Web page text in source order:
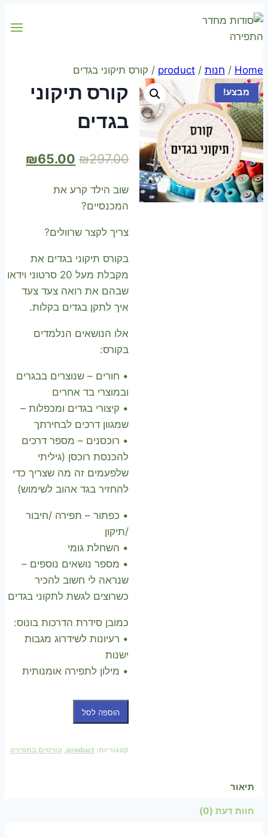
Skip
Home
/ חנות /
product
/ קורס תיקוני בגדים
מבצע!
קורס תיקוני
בגדים
₪297.00
המחיר ₪65.00
שוב הילד קרע את
המכנסיים?
צריך לקצר שרוולים?
בקורס תיקוני בגדים את
מקבלת מעל 20 סרטוני וידאו
שבהם את רואה צעד צעד
איך לתקן בגדים בקלות.
אלו הנושאים הנלמדים
בקורס:
• חורים – שנוצרים בבגרים
ובמוצרי בד אחרים
• קיצורי בגדים ומכפלות –
שמגוון דרכים לבחירתך
• רוכסנים – מספר דרכים
להכנסת רוכסן (גיליתי
שלפעמים זה מה שצריך כדי
להחזיר בגד אהוב לשימוש)
• כפתור – תפירה /חיבור
/תיקון
• השחלת גומי
• מספר נושאים נוספים –
שנראה לי חשוב להכיר
כשרוצים לגשת לתקוני בגדים
כמובן סידרת הדרכות בונוס:
• רעיונות לשידרוג מגבות
ישנות
• מילון לתפירה אומנותית
של
תיקוני
הוספה לסל
קטגוריות: product קורסים בתפירה
תיאור
חוות דעת (0)